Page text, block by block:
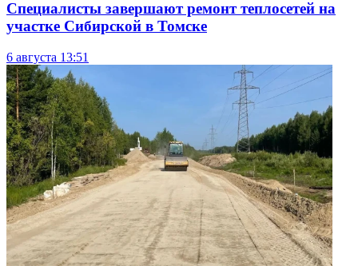
Специалисты завершают ремонт теплосетей на
участке Сибирской в Томске
6 августа 13:51